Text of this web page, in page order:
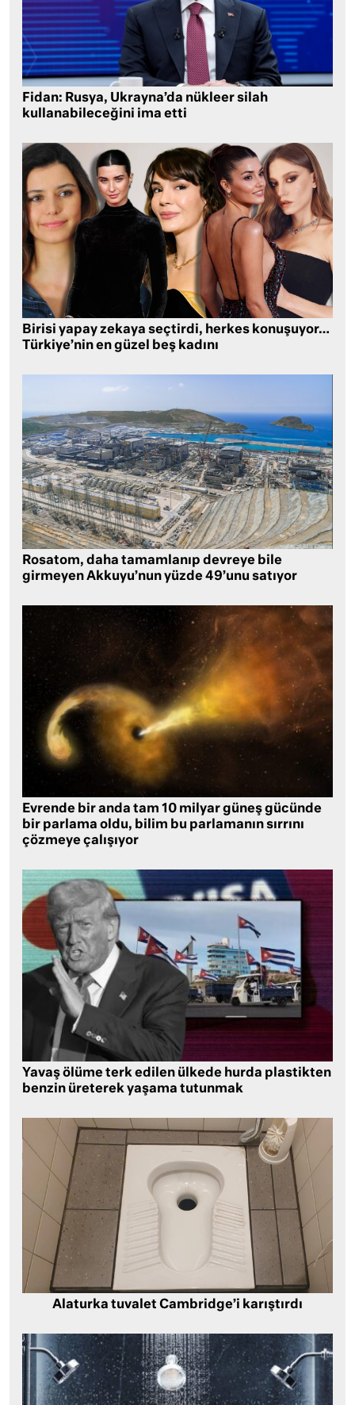
Fidan: Rusya, Ukrayna’da nükleer silah
kullanabileceğini ima etti
Birisi yapay zekaya seçtirdi, herkes konuşuyor…
Türkiye’nin en güzel beş kadını
Rosatom, daha tamamlanıp devreye bile
girmeyen Akkuyu’nun yüzde 49’unu satıyor
Evrende bir anda tam 10 milyar güneş gücünde
bir parlama oldu, bilim bu parlamanın sırrını
çözmeye çalışıyor
Yavaş ölüme terk edilen ülkede hurda plastikten
benzin üreterek yaşama tutunmak
Alaturka tuvalet Cambridge’i karıştırdı